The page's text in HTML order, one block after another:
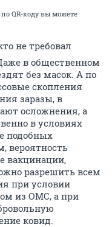
QR-коду вы можете
не требовал
в общественном
без масок. А по
скопления
заразы, в
осложнения, а
в условиях
подобных
вероятность
вакцинации,
разрешить всем
при условии
из ОМС, а при
ковид.